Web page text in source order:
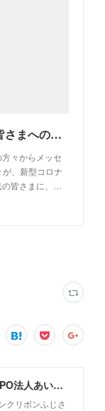
藤沢ゆかりの著名人による市民の皆さまへのメッセージ
々からメッセ
、新型コロナ
皆さまに、…
ピンクリボンふじさわ/ NPO法人あいおぷらす オフィシャルウェブサイト
クリボンふじさ